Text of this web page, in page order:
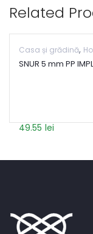
Related
Casa și grădină,
SNUR 5 mm PP
49.55 lei